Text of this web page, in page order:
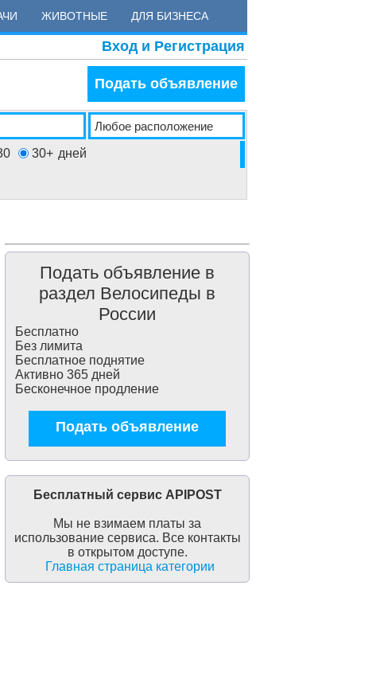
ЖИВОТНЫЕ ДЛЯ БИЗНЕСА
Вход и Регистрация
Подать объявление
30+ дней
Подать объявление в
раздел Велосипеды в
России
Бесплатно
Без лимита
Бесплатное поднятие
Активно 365 дней
Бесконечное продление
Подать объявление
Бесплатный сервис APIPOST
Мы не взимаем платы за
использование сервиса. Все контакты
в открытом доступе.
Главная страница категории